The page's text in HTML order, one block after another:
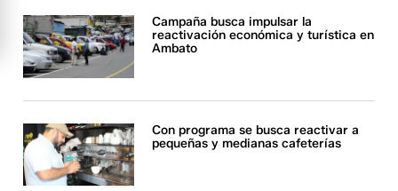
Campaña busca impulsar la
reactivación económica y turística en
Ambato
Con programa se busca reactivar a
pequeñas y medianas cafeterías